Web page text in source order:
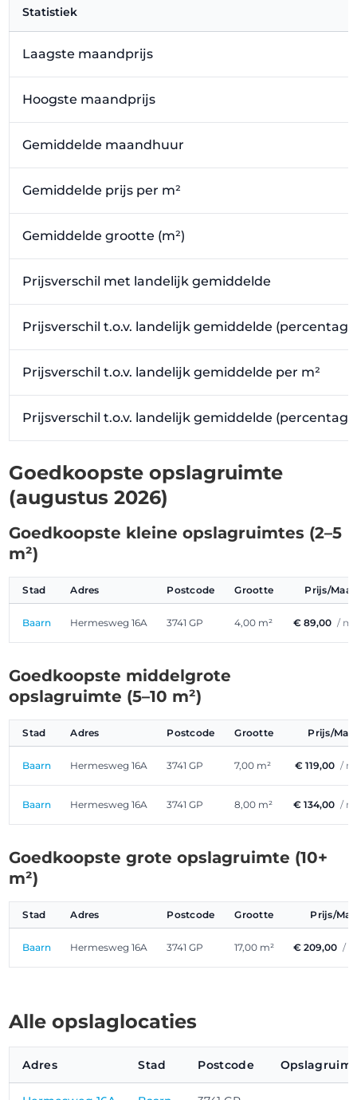
Statistiek
Laagste maandprijs
Hoogste maandprijs
Gemiddelde maandhuur
Gemiddelde prijs per m²
Gemiddelde grootte (m²)
Prijsverschil met landelijk gemiddelde
Prijsverschil t.o.v. landelijk gemiddelde
Prijsverschil t.o.v. landelijk gemiddelde per m²
Prijsverschil t.o.v. landelijk gemiddelde
Goedkoopste opslagruimte
(augustus 2026)
Goedkoopste kleine opslagruimtes (2–5
m²)
Stad Adres Postcode Grootte Prijs/
Baarn Hermesweg 16A 3741 GP 4,00 m² € 89,00 /
Goedkoopste middelgrote
opslagruimte (5–10 m²)
Stad Adres Postcode Grootte Prijs/
Baarn Hermesweg 16A 3741 GP 7,00 m² € 119,00 /
Baarn Hermesweg 16A 3741 GP 8,00 m² € 134,00 /
Goedkoopste grote opslagruimte (10+
m²)
Stad Adres Postcode Grootte Prijs/
Baarn Hermesweg 16A 3741 GP 17,00 m² € 209,00 /
Alle opslaglocaties
Adres Stad Postcode